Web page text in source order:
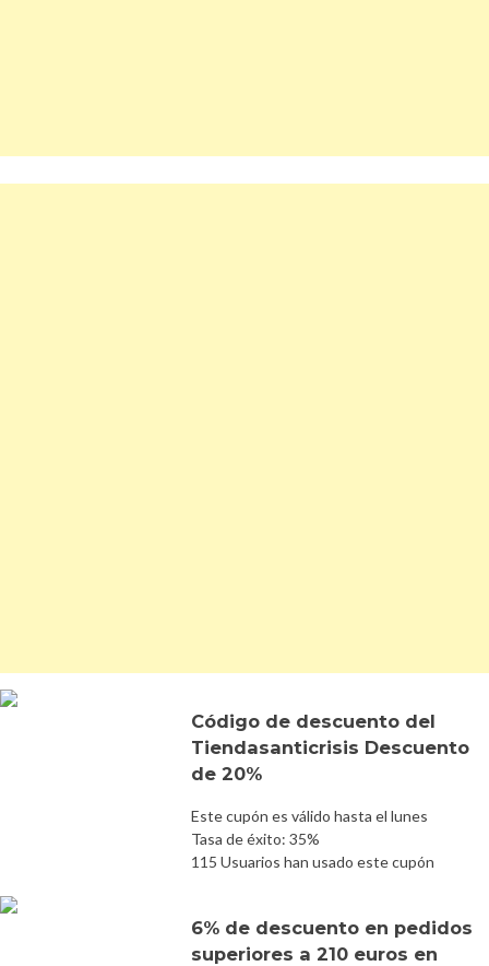
Código de descuento del
Tiendasanticrisis Descuento
de 20%
Este cupón es válido hasta el lunes
Tasa de éxito: 35%
115 Usuarios han usado este cupón
6% de descuento en pedidos
superiores a 210 euros en